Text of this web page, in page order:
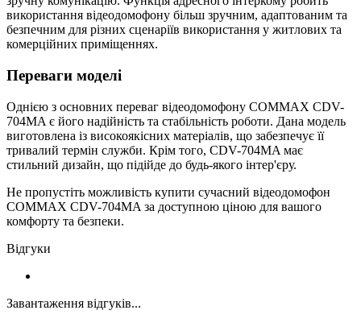
використання відеодомофону більш зручним, адаптованим та
безпечним для різних сценаріїв використання у житлових та
комерційних приміщеннях.
Переваги моделі
Однією з основних переваг відеодомофону COMMAX CDV-
704MA є його надійність та стабільність роботи. Дана модель
виготовлена із високоякісних матеріалів, що забезпечує її
тривалий термін служби. Крім того, CDV-704MA має
стильний дизайн, що підійде до будь-якого інтер'єру.
Не пропустіть можливість купити сучасний відеодомофон
COMMAX CDV-704MA за доступною ціною для вашого
комфорту та безпеки.
Відгуки
Завантаження відгуків...